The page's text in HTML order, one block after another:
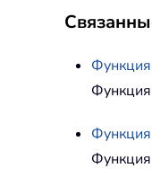
Функция
Функция